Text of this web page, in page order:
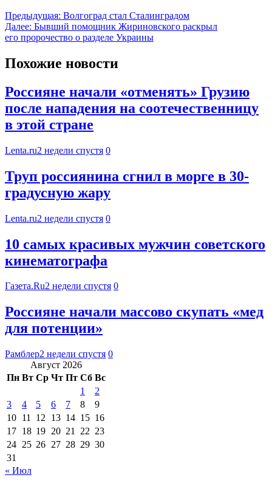
Предыдущая: Волгоград стал Сталинградом
Далее: Бывший помощник Жириновского раскрыл
его пророчество о разделе Украины
Похожие новости
Россияне начали «отменять» Грузию
после нападения на соотечественницу
в этой стране
Lenta.ru2 недели спустя 0
Труп россиянина сгнил в морге в 30-
градусную жару
Lenta.ru2 недели спустя 0
10 самых красивых мужчин советского
кинематографа
Газета.Ru2 недели спустя 0
Россияне начали массово скупать «мед
для потенции»
Рамблер2 недели спустя 0
Август 2026
Пн Вт Ср Чт Пт Сб Вс
1
2
3
4 5 6 7 8
9
10 11 12 13 14 15 16
17 18 19 20 21 22 23
24 25 26 27 28 29 30
31
« Июл